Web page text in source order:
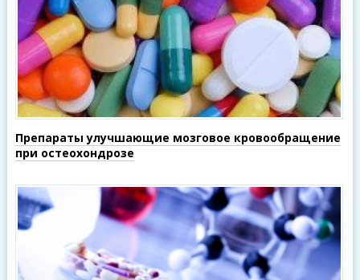
Препараты улучшающие мозговое кровообращение
при остеохондрозе